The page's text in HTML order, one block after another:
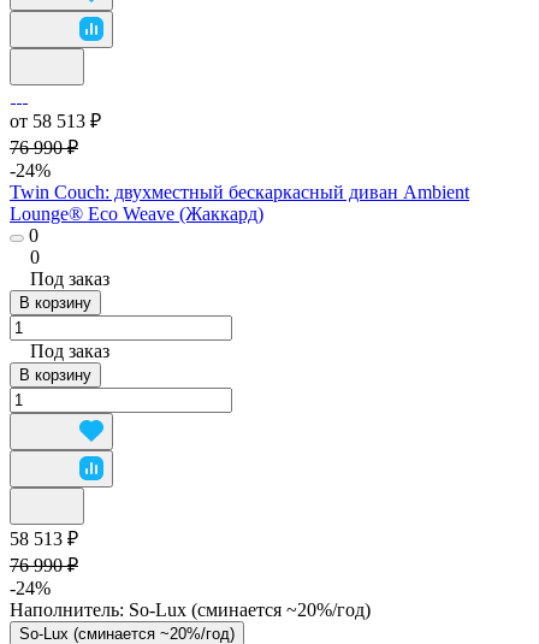
от 58 513 ₽
76 990 ₽
-24%
Twin Couch: двухместный бескаркасный диван Ambient
Lounge® Eco Weave (Жаккард)
0
0
Под заказ
В корзину
Под заказ
В корзину
58 513 ₽
76 990 ₽
-24%
Наполнитель: So-Lux (cминается ~20%/год)
So-Lux (cминается ~20%/год)